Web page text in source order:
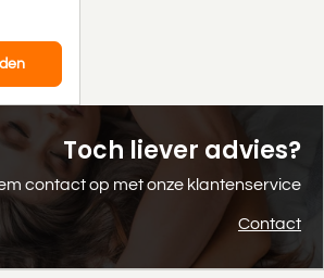
Toch liever advies?
contact op met onze klantenservice
Contact